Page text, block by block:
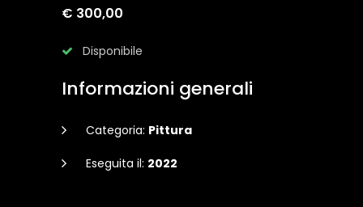
€ 300,00
Disponibile
Informazioni generali
Categoria: Pittura
Eseguita il: 2022